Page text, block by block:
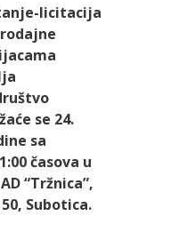
licitacija
se 24.
sa
časova u
“Tržnica”,
Subotica.